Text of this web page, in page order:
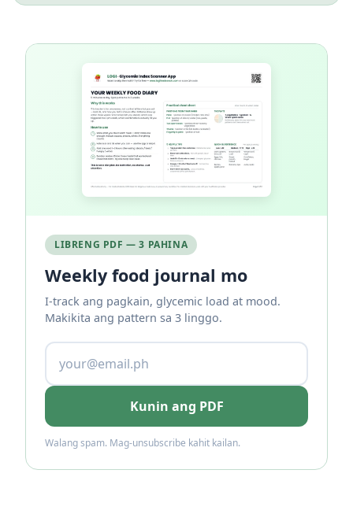
LIBRENG PDF — 3 PAHINA
Weekly food journal mo
I-track ang pagkain, glycemic load at mood.
Makikita ang pattern sa 3 linggo.
Kunin ang PDF
Walang spam. Mag-unsubscribe kahit kailan.